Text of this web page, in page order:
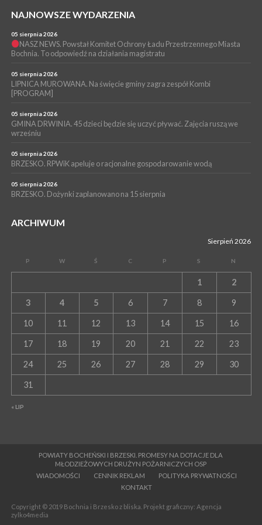
BOCHNIA. Dwaj ministrowie przyjechali do Chodenic, by
WYDARZENIA
03 sierpnia 2026
unieważnienia uchwały o nieudzieleniu absolutorium dla
Magdaleny Łacnej [WIDEO]
NAJNOWSZE WYDARZENIA
05 sierpnia 2026
NASZ NEWS. Powstał Komitet Ochrony Ładu Przestrzennego Miasta
Bochnia. To odpowiedź na działania magistratu
05 sierpnia 2026
LIPNICA MUROWANA. Na święcie gminy zagra zespół Kombi
[PROGRAM]
05 sierpnia 2026
GMINA DRWINIA. 45 dzieci będzie się uczyć pływać. Zajęcia ruszą we
wrześniu
05 sierpnia 2026
BRZESKO. RPWiK apeluje o racjonalne gospodarowanie wodą
05 sierpnia 2026
BRZESKO. Dożynki zaplanowano na 15 sierpnia
ARCHIWUM
Sierpień 2026
P W Ś C P S N
« LIP
1 2
3 4 5 6 7 8 9
10 11 12 13 14 15 16
17 18 19 20 21 22 23
24 25 26 27 28 29 30
31
POWIATY BOCHEŃSKI I BRZESKI. PROMESY NA DOTACJE DLA
MŁODZIEŻOWYCH DRUŻYN POŻARNICZYCH OSP
WIADOMOŚCI
CENNIK REKLAM
POLITYKA PRYWATNOŚCI
KONTAKT
Copyright © 2019 Bochnia i Brzesko z bliska. Projekt graficzny: Agencja
zylko4media